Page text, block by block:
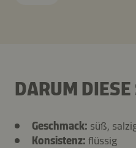
DARUM DIESE
Geschmack: süß,
Konsistenz: flüssig